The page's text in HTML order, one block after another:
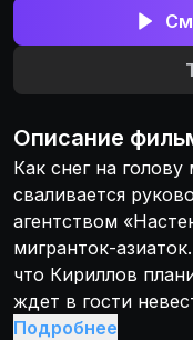
Описание
Как снег на
сваливается
агентством
мигранток-
что Кириллов
ждет в гости
весьма жесткими
Подробнее